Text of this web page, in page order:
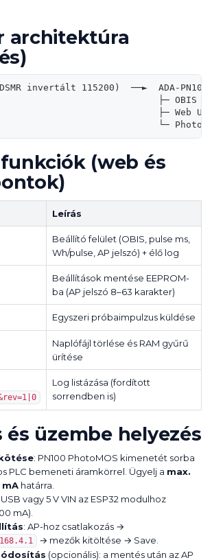
architektúra
invertált 115200)  ──►  ADA-PN100
├─ OBIS
├─ Web
(web és
Leírás
Beállító felület (OBIS, pulse ms,
Wh/pulse, AP jelszó) + élő log
Beállítások mentése EEPROM-
ba (AP jelszó 8–63 karakter)
Egyszeri próbaimpulzus küldése
Naplófájl törlése és RAM gyűrű
ürítése
Log listázása (fordított
sorrendben is)
és üzembe helyezés
: PN100 PhotoMOS kimenetét sorba
PLC bemeneti áramkörrel. Ügyelj a max.
határra.
USB vagy 5 V VIN az ESP32 modulhoz
mA).
: AP-hoz csatlakozás →
→ mezők kitöltése → Save.
(opcionális): a mentés után az AP